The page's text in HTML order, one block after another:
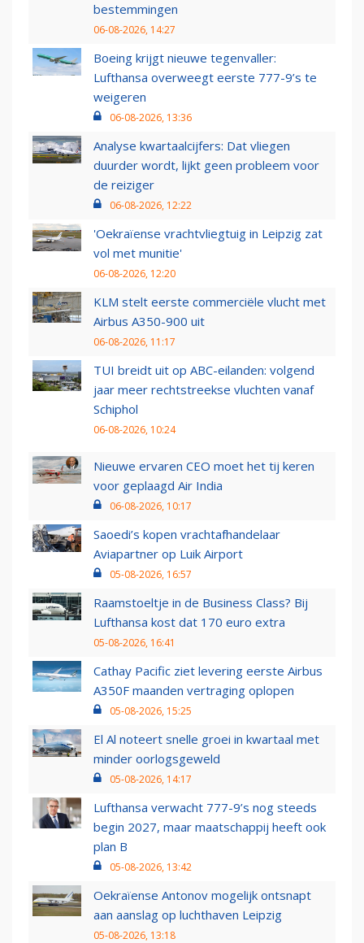
bestemmingen
06-08-2026, 14:27
Boeing krijgt nieuwe tegenvaller:
Lufthansa overweegt eerste 777-9’s te
weigeren
06-08-2026, 13:36
Analyse kwartaalcijfers: Dat vliegen
duurder wordt, lijkt geen probleem voor
de reiziger
06-08-2026, 12:22
'Oekraïense vrachtvliegtuig in Leipzig zat
vol met munitie'
06-08-2026, 12:20
KLM stelt eerste commerciële vlucht met
Airbus A350-900 uit
06-08-2026, 11:17
TUI breidt uit op ABC-eilanden: volgend
jaar meer rechtstreekse vluchten vanaf
Schiphol
06-08-2026, 10:24
Nieuwe ervaren CEO moet het tij keren
voor geplaagd Air India
06-08-2026, 10:17
Saoedi’s kopen vrachtafhandelaar
Aviapartner op Luik Airport
05-08-2026, 16:57
Raamstoeltje in de Business Class? Bij
Lufthansa kost dat 170 euro extra
05-08-2026, 16:41
Cathay Pacific ziet levering eerste Airbus
A350F maanden vertraging oplopen
05-08-2026, 15:25
El Al noteert snelle groei in kwartaal met
minder oorlogsgeweld
05-08-2026, 14:17
Lufthansa verwacht 777-9’s nog steeds
begin 2027, maar maatschappij heeft ook
plan B
05-08-2026, 13:42
Oekraïense Antonov mogelijk ontsnapt
aan aanslag op luchthaven Leipzig
05-08-2026, 13:18